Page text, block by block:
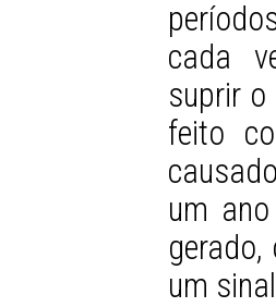
cada
suprir
feito
um
um